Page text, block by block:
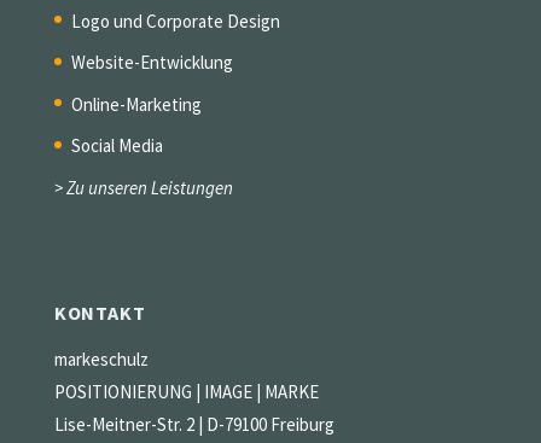
Logo und Corporate Design
Website-Entwicklung
Online-Marketing
Social Media
> Zu unseren Leistungen
KONTAKT
markeschulz
POSITIONIERUNG | IMAGE | MARKE
Lise-Meitner-Str. 2 | D-79100 Freiburg